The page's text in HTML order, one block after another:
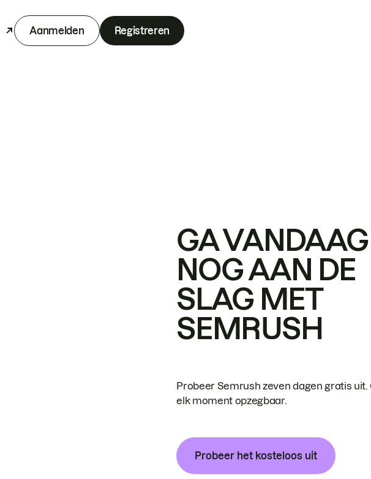
Aanmelden Registreren
GA VANDAAG
NOG AAN DE
SLAG MET
SEMRUSH
Probeer Semrush zeven dagen gratis uit.
elk moment opzegbaar.
Probeer het kosteloos uit